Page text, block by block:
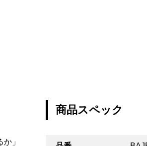
」
商品スペック